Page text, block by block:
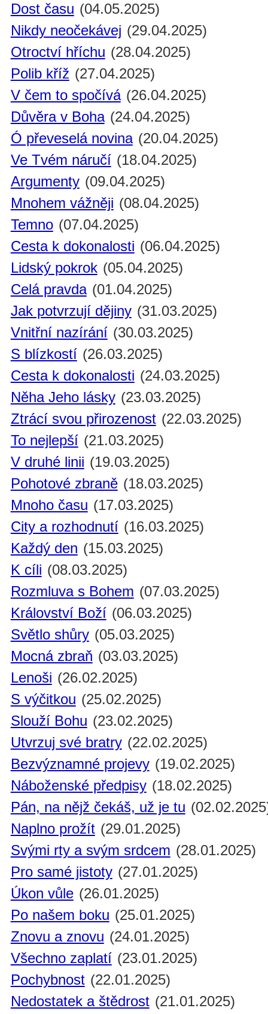
Dost času (04.05.2025)
Nikdy neočekávej (29.04.2025)
Otroctví hříchu (28.04.2025)
Polib kříž (27.04.2025)
V čem to spočívá (26.04.2025)
Důvěra v Boha (24.04.2025)
Ó převeselá novina (20.04.2025)
Ve Tvém náručí (18.04.2025)
Argumenty (09.04.2025)
Mnohem vážněji (08.04.2025)
Temno (07.04.2025)
Cesta k dokonalosti (06.04.2025)
Lidský pokrok (05.04.2025)
Celá pravda (01.04.2025)
Jak potvrzují dějiny (31.03.2025)
Vnitřní nazírání (30.03.2025)
S blízkostí (26.03.2025)
Cesta k dokonalosti (24.03.2025)
Něha Jeho lásky (23.03.2025)
Ztrácí svou přirozenost (22.03.2025)
To nejlepší (21.03.2025)
V druhé linii (19.03.2025)
Pohotové zbraně (18.03.2025)
Mnoho času (17.03.2025)
City a rozhodnutí (16.03.2025)
Každý den (15.03.2025)
K cíli (08.03.2025)
Rozmluva s Bohem (07.03.2025)
Království Boží (06.03.2025)
Světlo shůry (05.03.2025)
Mocná zbraň (03.03.2025)
Lenoši (26.02.2025)
S výčitkou (25.02.2025)
Slouží Bohu (23.02.2025)
Utvrzuj své bratry (22.02.2025)
Bezvýznamné projevy (19.02.2025)
Náboženské předpisy (18.02.2025)
Pán, na nějž čekáš, už je tu
Naplno prožít (29.01.2025)
Svými rty a svým srdcem (28.01.2025)
Pro samé jistoty (27.01.2025)
Úkon vůle (26.01.2025)
Po našem boku (25.01.2025)
Znovu a znovu (24.01.2025)
Všechno zaplatí (23.01.2025)
Pochybnost (22.01.2025)
Nedostatek a štědrost (21.01.2025)